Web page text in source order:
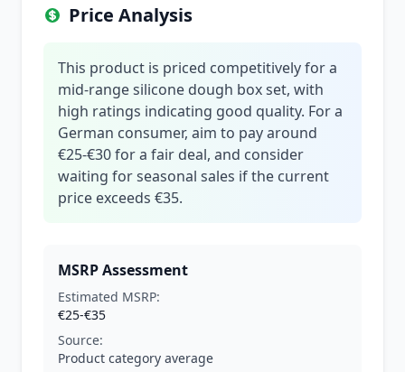
Price Analysis
This product is priced competitively for a
mid-range silicone dough box set, with
high ratings indicating good quality. For a
German consumer, aim to pay around
€25-€30 for a fair deal, and consider
waiting for seasonal sales if the current
price exceeds €35.
MSRP Assessment
Estimated MSRP:
€25-€35
Source:
Product category average